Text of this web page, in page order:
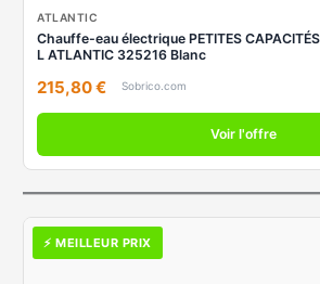
ATLANTIC
Chauffe-eau électrique PETITES
L ATLANTIC 325216 Blanc
215,80 € Sobrico.com
Voir l'offre
⚡ MEILLEUR PRIX